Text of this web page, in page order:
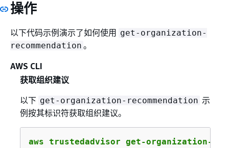
操作
以下代码示例演示了如何使用 get-organization-
recommendation 。
AWS CLI
获取组织建议
以下 get-organization-recommendation 示
例按其标识符获取组织建议。
aws trustedadvisor get-organization-